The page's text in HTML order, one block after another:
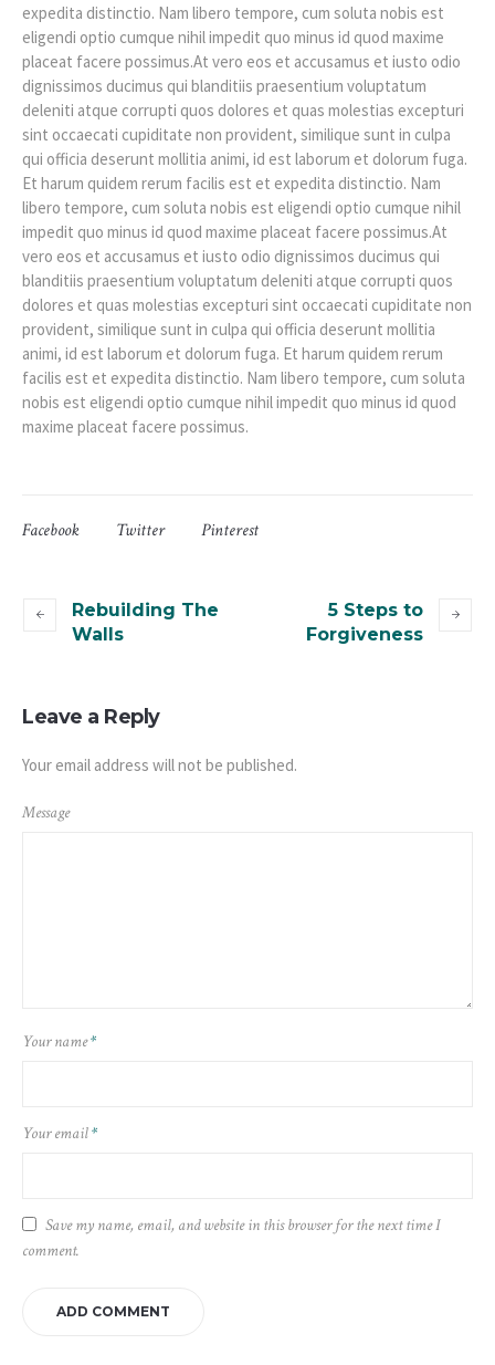
expedita distinctio. Nam libero tempore, cum soluta nobis est
eligendi optio cumque nihil impedit quo minus id quod maxime
placeat facere possimus.At vero eos et accusamus et iusto odio
dignissimos ducimus qui blanditiis praesentium voluptatum
deleniti atque corrupti quos dolores et quas molestias excepturi
sint occaecati cupiditate non provident, similique sunt in culpa
qui officia deserunt mollitia animi, id est laborum et dolorum fuga.
Et harum quidem rerum facilis est et expedita distinctio. Nam
libero tempore, cum soluta nobis est eligendi optio cumque nihil
impedit quo minus id quod maxime placeat facere possimus.At
vero eos et accusamus et iusto odio dignissimos ducimus qui
blanditiis praesentium voluptatum deleniti atque corrupti quos
dolores et quas molestias excepturi sint occaecati cupiditate non
provident, similique sunt in culpa qui officia deserunt mollitia
animi, id est laborum et dolorum fuga. Et harum quidem rerum
facilis est et expedita distinctio. Nam libero tempore, cum soluta
nobis est eligendi optio cumque nihil impedit quo minus id quod
maxime placeat facere possimus.
Facebook Twitter Pinterest
Rebuilding The
Walls
5 Steps to
Forgiveness
Leave a Reply
Your email address will not be published.
Message
Your name*
Your email*
Save my name, email, and website in this browser for the next time I
comment.